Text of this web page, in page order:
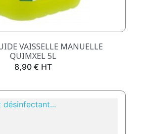
VAISSELLE MANUELLE
QUIMXEL 5L
Prix
8,90 € HT